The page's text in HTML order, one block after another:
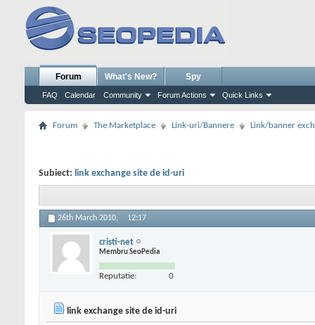
Forum
FAQ Calendar Community Forum Actions Quick Links
What's New? Spy
Forum The Marketplace Link-uri/Bannere Link/banner
Subiect: link exchange site de id-uri
26th March 2010, 12:17
cristi-net
Membru SeoPedia
Reputatie: 0
link exchange site de id-uri